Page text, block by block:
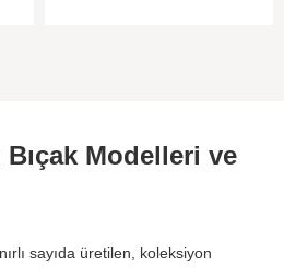
Modelleri ve
sayıda üretilen, koleksiyon